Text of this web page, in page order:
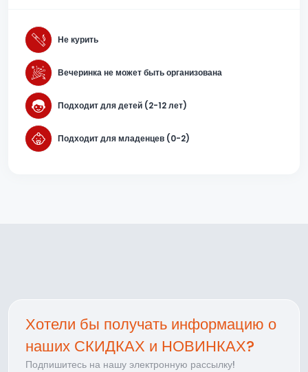
Не курить
Вечеринка не может быть организована
Подходит для детей (2-12 лет)
Подходит для младенцев (0-2)
Хотели бы получать информацию о
наших СКИДКАХ и НОВИНКАХ?
Подпишитесь на нашу электронную рассылку!